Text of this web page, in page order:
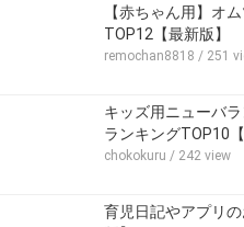
【赤ちゃん用】オ
TOP12【最新版】
remochan8818 / 251
キッズ用ニューバ
ランキングTOP10【
chokokuru / 242 view
育児日記やアプリ